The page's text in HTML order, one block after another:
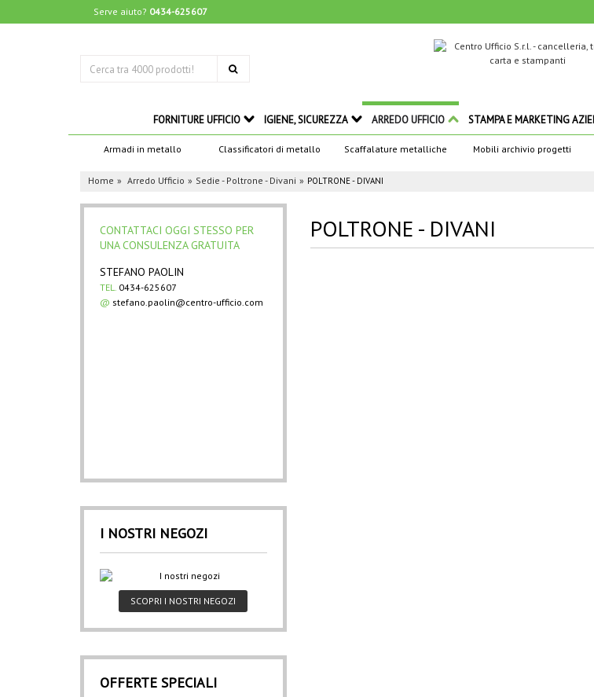
Serve aiuto? 0434-625607
FORNITURE UFFICIO IGIENE, SICUREZZA ARREDO UFFICIO
Armadi in metallo Classificatori di metallo Scaffalature metalliche Mobili archivio progetti
STAMPA E MARKETING
Home Arredo Ufficio Sedie - Poltrone - Divani POLTRONE - DIVANI
CONTATTACI OGGI STESSO PER
UNA CONSULENZA GRATUITA
STEFANO PAOLIN
TEL. 0434-625607
@ stefano.paolin@centro-ufficio.com
I NOSTRI NEGOZI
SCOPRI I NOSTRI NEGOZI
OFFERTE SPECIALI
POLTRONE - DIVANI